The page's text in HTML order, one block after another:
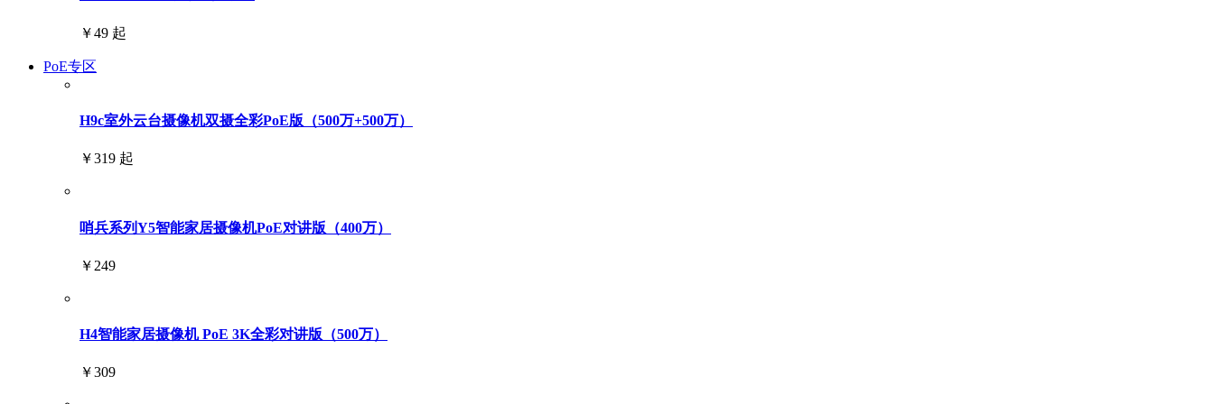
￥49 起
PoE专区
H9c室外云台摄像机双摄全彩PoE版（500万+500万）
￥319 起
哨兵系列Y5智能家居摄像机PoE对讲版（400万）
￥249
H4智能家居摄像机 PoE 3K全彩对讲版（500万）
￥309